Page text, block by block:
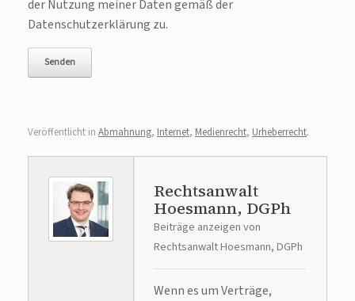
der Nutzung meiner Daten gemäß der
Datenschutzerklärung zu.
Veröffentlicht in Abmahnung, Internet, Medienrecht, Urheberrecht.
Rechtsanwalt
Hoesmann, DGPh
Beiträge anzeigen von
Rechtsanwalt Hoesmann, DGPh
Wenn es um Verträge,